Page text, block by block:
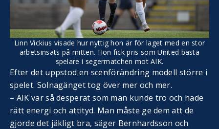
Linn Vickius visade hur nyttig hon är för laget med en stor
arbetsinsats på mitten. Hon fick pris som United bästa
spelare i segermatchen mot AIK.
Efter det uppstod en scenförändring modell större i
spelet. Solnagänget tog över mer och mer.
– AIK var så desperat som man kunde tro och hade
rätt energi och attityd. Man måste ge dem att de
gjorde det jäkligt bra, säger Bernhardsson och